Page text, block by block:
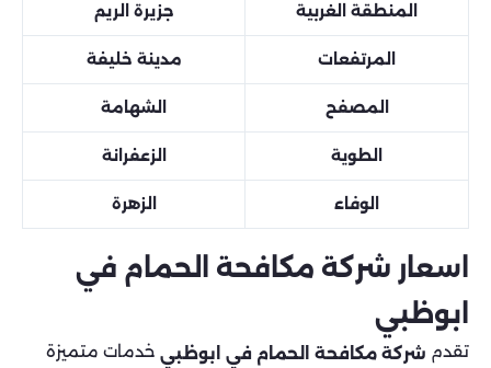
المنطقة الغربية جزيرة الريم
المرتفعات مدينة خليفة
المصفح الشهامة
الطوية الزعفرانة
الوفاء الزهرة
اسعار شركة مكافحة الحمام في
ابوظبي
تقدم شركة مكافحة الحمام في ابوظبي خدمات متميزة